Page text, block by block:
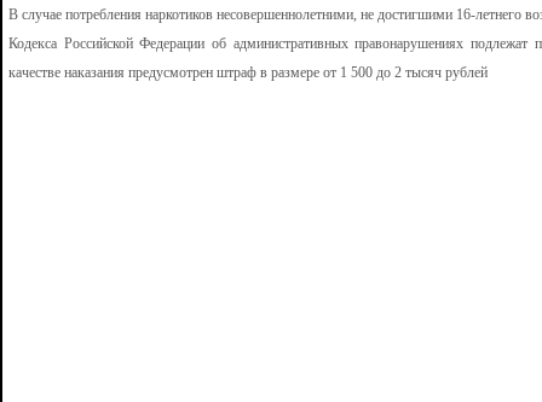
В случае потребления наркотиков несовершеннолетними, не достигшими 16-летнего
Кодекса Российской Федерации об административных правонарушениях
качестве наказания предусмотрен штраф в размере от 1 500 до 2 тысяч рублей